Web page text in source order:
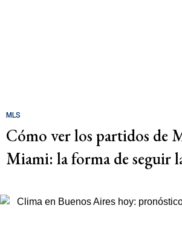
MLS
Cómo ver los partidos de
Miami: la forma de seguir